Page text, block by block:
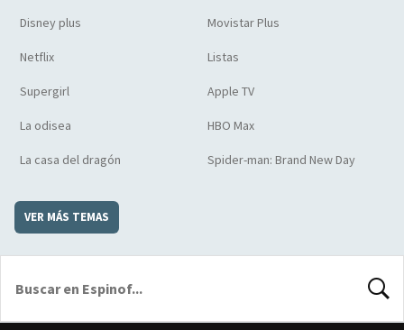
Disney plus Movistar Plus
Netflix Listas
Supergirl Apple TV
La odisea HBO Max
La casa del dragón Spider-man: Brand New Day
VER MÁS TEMAS